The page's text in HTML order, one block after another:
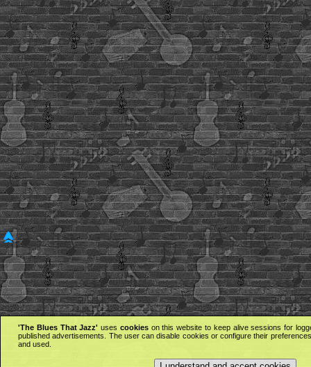
'The Blues That Jazz' uses cookieson this website to keep alive sessions for
published advertisements. The user can disable cookies or configure their
and used.